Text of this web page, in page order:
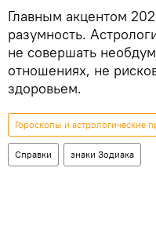
Главным акцентом
разумность.
не совершать
отношениях, не
здоровьем.
Справки знаки Зодиака